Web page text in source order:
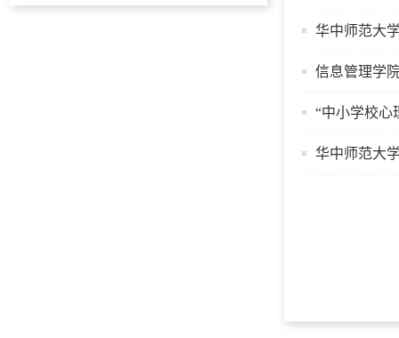
华中师范大
信息管理学
“中小学校心
华中师范大